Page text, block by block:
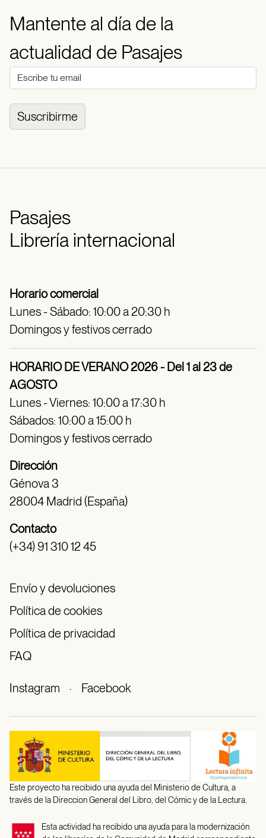
Mantente al día de la
actualidad de Pasajes
Suscribirme
Pasajes
Librería internacional
Horario comercial
Lunes - Sábado: 10:00 a 20:30 h
Domingos y festivos cerrado
HORARIO DE VERANO 2026 - Del 1 al 23 de
AGOSTO
Lunes - Viernes: 10:00 a 17:30 h
Sábados: 10:00 a 15:00 h
Domingos y festivos cerrado
Dirección
Génova 3
28004 Madrid (España)
Contacto
(+34) 91 310 12 45
Envío y devoluciones
Política de cookies
Política de privacidad
FAQ
Instagram · Facebook
Este proyecto ha recibido una ayuda del Ministerio de Cultura, a
través de la Direccion General del Libro, del Cómic y de la Lectura.
Esta actividad ha recibido una ayuda para la modernización